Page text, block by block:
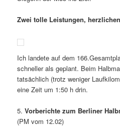
Zwei tolle Leistungen,
Ich landete auf dem
schneller als geplant. Beim
tatsächlich (trotz weniger
eine Zeit um 1:50 h drin.
5.Vorberichte zum Berliner
(PM vom 12.02)